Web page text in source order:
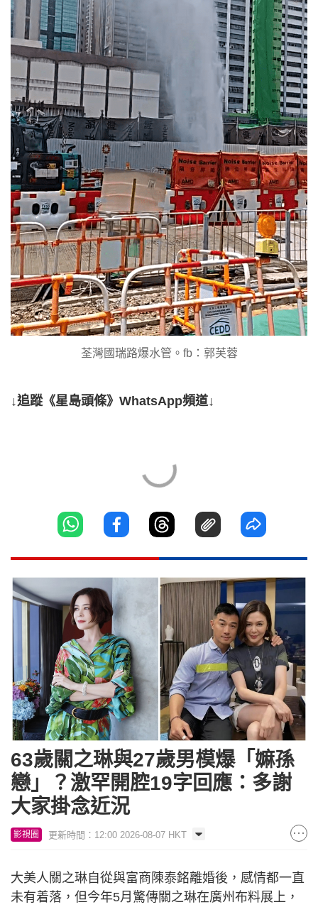
荃灣國瑞路爆水管。fb：郭芙蓉
↓追蹤《星島頭條》WhatsApp頻道↓
63歲關之琳與27歲男模爆「嫲孫
戀」？激罕開腔19字回應：多謝
大家掛念近況
影視圈 更新時間：12:00 2026-08-07 HKT
大美人關之琳自從與富商陳泰銘離婚後，感情都一直
未有着落，但今年5月驚傳關之琳在廣州布料展上，